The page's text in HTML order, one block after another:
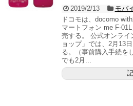
2019/2/13
モバ
ドコモは、docomo
マートフォン me F-
売する。 公式オンライ
ョップ」では、2月13
る。（事前購入手続を
でも2月...